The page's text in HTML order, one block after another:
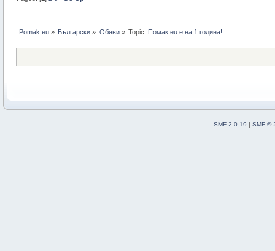
Pomak.eu » Български » Oбяви» Topic: Помак.eu e на 1 година!
SMF 2.0.19
SMF ©